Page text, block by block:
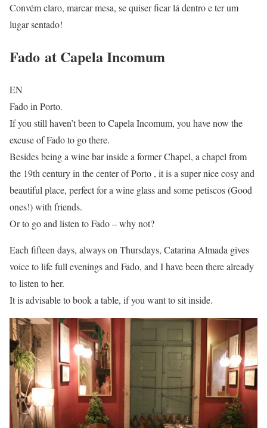
Convém claro, marcar mesa, se quiser ficar lá dentro e ter um
lugar sentado!
Fado at Capela Incomum
EN
Fado in Porto.
If you still haven’t been to Capela Incomum, you have now the
excuse of Fado to go there.
Besides being a wine bar inside a former Chapel, a chapel from
the 19th century in the center of Porto , it is a super nice cosy and
beautiful place, perfect for a wine glass and some petiscos (Good
ones!) with friends.
Or to go and listen to Fado – why not?
Each fifteen days, always on Thursdays, Catarina Almada gives
voice to life full evenings and Fado, and I have been there already
to listen to her.
It is advisable to book a table, if you want to sit inside.